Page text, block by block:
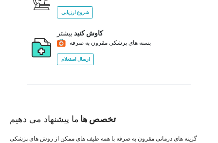
شروع ارزیابی
کاوش کنید بیشتر
بسته های پزشکی مقرون به صرفه
ارسال استعلام
تخصص ها ما پیشنهاد می دهیم
گزینه های درمانی مقرون به صرفه با همه طیف های ممکن از روش های پزشکی